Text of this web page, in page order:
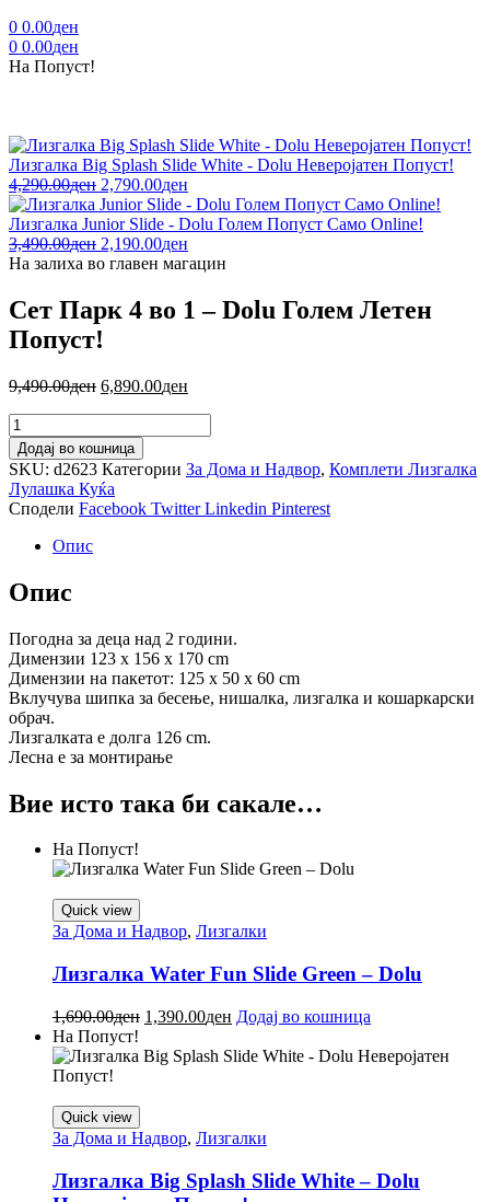
0 0.00ден
0 0.00ден
На Попуст!
Лизгалка Big Splash Slide White - Dolu Неверојатен Попуст!
4,290.00ден 2,790.00ден
Лизгалка Junior Slide - Dolu Голем Попуст Само Online!
3,490.00ден 2,190.00ден
На залиха во главен магацин
Сет Парк 4 во 1 – Dolu Голем Летен
Попуст!
9,490.00ден 6,890.00ден
Додај во кошница
SKU: d2623 Категории За Дома и Надвор, Комплети Лизгалка
Лулашка Куќа
Сподели Facebook Twitter Linkedin Pinterest
Опис
Опис
Погодна за деца над 2 години.
Димензии 123 x 156 x 170 cm
Димензии на пакетот: 125 х 50 х 60 cm
Вклучува шипка за бесење, нишалка, лизгалка и кошаркарски
обрач.
Лизгалката е долгa 126 cm.
Лесна е за монтирање
Вие исто така би сакале…
На Попуст!
Quick view
За Дома и Надвор, Лизгалки
Лизгалка Water Fun Slide Green – Dolu
1,690.00ден 1,390.00ден Додај во кошница
На Попуст!
Quick view
За Дома и Надвор, Лизгалки
Лизгалка Big Splash Slide White – Dolu